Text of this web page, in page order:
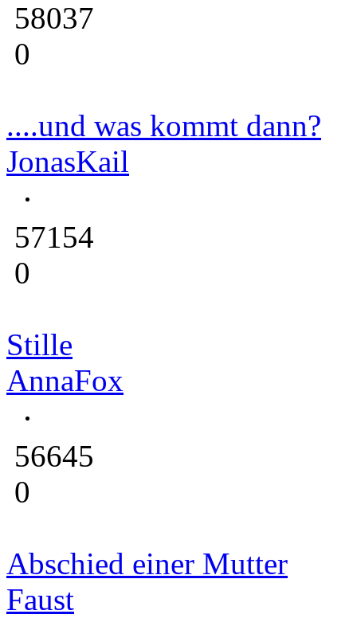
58037
0
....und was kommt dann?
JonasKail
57154
0
Stille
AnnaFox
56645
0
Abschied einer Mutter
Faust